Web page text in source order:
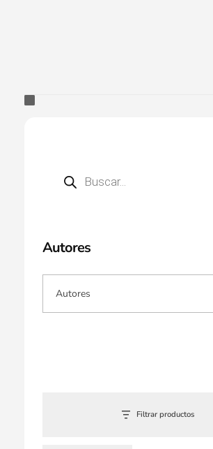
Autores
Filtrar productos